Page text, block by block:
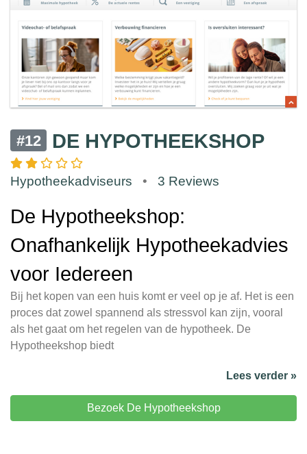
#12 DE HYPOTHEEKSHOP
Hypotheekadviseurs • 3 Reviews
De Hypotheekshop:
Onafhankelijk Hypotheekadvies
voor Iedereen
Bij het kopen van een huis komt er veel op je af. Het is een
proces dat zowel spannend als stressvol kan zijn, vooral
als het gaat om het regelen van de hypotheek. De
Hypotheekshop biedt
Lees verder »
Bezoek De Hypotheekshop